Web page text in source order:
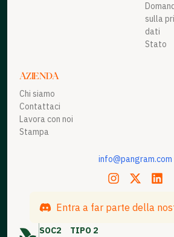
sulla
dati
Stato
AZIENDA
Chi siamo
Contattaci
Lavora con noi
Stampa
SOC2 TIPO 2
info@pangram.com
Entra a far parte della